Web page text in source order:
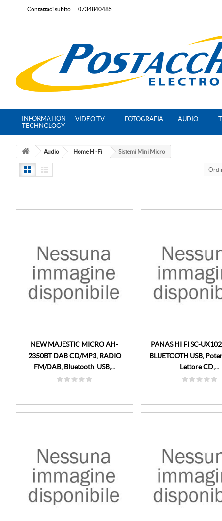
Contattaci subito: 0734840485
INFORMATION
TECHNOLOGY
VIDEO TV FOTOGRAFIA AUDIO
Audio Home Hi-Fi Sistemi Mini Micro
NEW MAJESTIC MICRO AH-
2350BT DAB CD/MP3, RADIO
FM/DAB, Bluetooth, USB,...
PANAS HI FI SC-
BLUETOOTH USB,
Lettore CD,...